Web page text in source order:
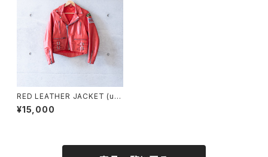
RED LEATHER JACKET (us
ed)
¥15,000